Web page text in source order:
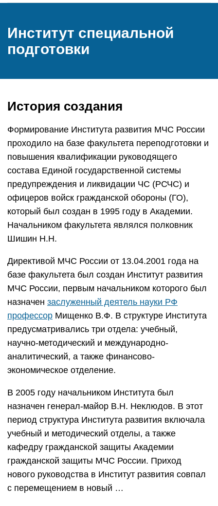
Институт специальной
подготовки
История создания
Формирование Института развития МЧС России
проходило на базе факультета переподготовки и
повышения квалификации руководящего
состава Единой государственной системы
предупреждения и ликвидации ЧС (РСЧС) и
офицеров войск гражданской обороны (ГО),
который был создан в 1995 году в Академии.
Начальником факультета являлся полковник
Шишин Н.Н.
Директивой МЧС России от 13.04.2001 года на
базе факультета был создан Институт развития
МЧС России, первым начальником которого был
назначен заслуженный деятель науки РФ
профессор Мищенко В.Ф. В структуре Института
предусматривались три отдела: учебный,
научно-методический и международно-
аналитический, а также финансово-
экономическое отделение.
В 2005 году начальником Института был
назначен генерал-майор В.Н. Неклюдов. В этот
период структура Института развития включала
учебный и методический отделы, а также
кафедру гражданской защиты Академии
гражданской защиты МЧС России. Приход
нового руководства в Институт развития совпал
с перемещением в новый …